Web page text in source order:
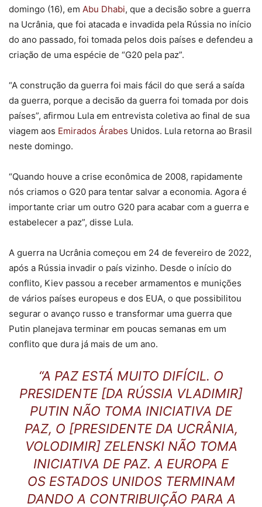
domingo (16), em Abu Dhabi, que a decisão sobre a guerra
na Ucrânia, que foi atacada e invadida pela Rússia no início
do ano passado, foi tomada pelos dois países e defendeu a
criação de uma espécie de “G20 pela paz”.
“A construção da guerra foi mais fácil do que será a saída
da guerra, porque a decisão da guerra foi tomada por dois
países”, afirmou Lula em entrevista coletiva ao final de sua
viagem aos Emirados Árabes Unidos. Lula retorna ao Brasil
neste domingo.
“Quando houve a crise econômica de 2008, rapidamente
nós criamos o G20 para tentar salvar a economia. Agora é
importante criar um outro G20 para acabar com a guerra e
estabelecer a paz”, disse Lula.
A guerra na Ucrânia começou em 24 de fevereiro de 2022,
após a Rússia invadir o país vizinho. Desde o início do
conflito, Kiev passou a receber armamentos e munições
de vários países europeus e dos EUA, o que possibilitou
segurar o avanço russo e transformar uma guerra que
Putin planejava terminar em poucas semanas em um
conflito que dura já mais de um ano.
“A PAZ ESTÁ MUITO DIFÍCIL. O
PRESIDENTE [DA RÚSSIA VLADIMIR]
PUTIN NÃO TOMA INICIATIVA DE
PAZ, O [PRESIDENTE DA UCRÂNIA,
VOLODIMIR] ZELENSKI NÃO TOMA
INICIATIVA DE PAZ. A EUROPA E
OS ESTADOS UNIDOSTERMINAM
DANDO A CONTRIBUIÇÃO PARA A